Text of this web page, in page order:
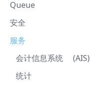
Queue
安全
服务
会计信息系统 (AIS)
统计